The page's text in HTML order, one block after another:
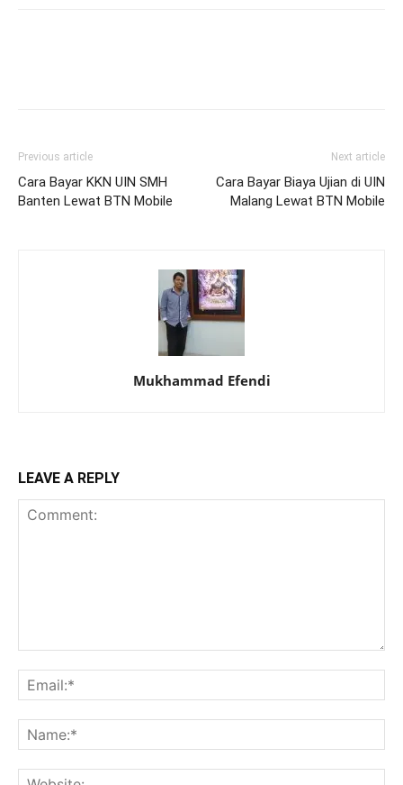
Previous article
Cara Bayar KKN UIN SMH
Banten Lewat BTN Mobile
Next article
Cara Bayar Biaya Ujian di UIN
Malang Lewat BTN Mobile
Mukhammad Efendi
LEAVE A REPLY